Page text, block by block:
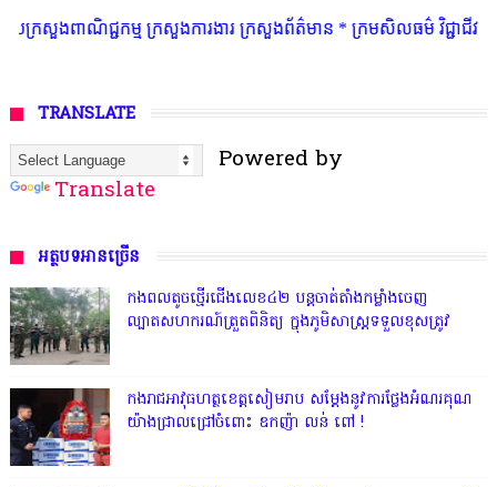
កម្ម ក្រសួងការងារ ក្រសួងព័ត៌មាន * ក្រមសិលធម៌ វិជ្ជាជីវៈ ត្រូវបានអនុ
TRANSLATE
Powered by
Translate
អត្ថបទអានច្រើន
កងពលតូចថ្មើរជើងលេខ៤២ បន្តចាត់តាំងកម្លាំងចេញ
ល្បាតសហករណ៍ត្រួតពិនិត្យ ក្នុងភូមិសាស្រ្តទទួលខុសត្រូវ
កងរាជអាវុធហត្ថខេត្តសៀមរាប សម្តែងនូវការថ្លែងអំណរគុណ
យ៉ាងជ្រាលជ្រៅចំពោះ ឧកញ៉ា លន់ ពៅ !